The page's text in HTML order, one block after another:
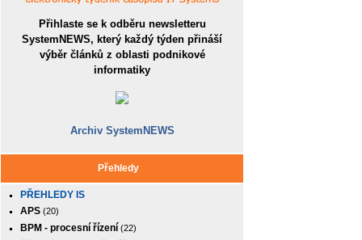
Přihlaste se k odběru newsletteru
SystemNEWS, který každý týden přináší
výběr článků z oblasti podnikové
informatiky
Archiv SystemNEWS
Přehledy
PŘEHLEDY IS
APS (20)
BPM - procesní řízení (22)